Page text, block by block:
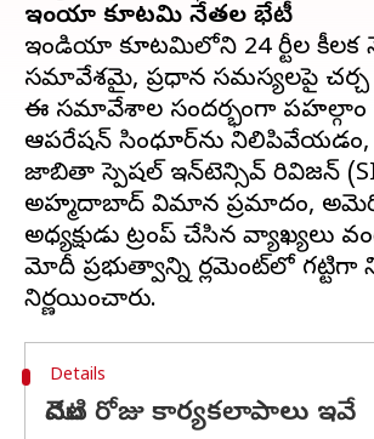
ఇండియా కూటమి నేతల భేటీ
ఇండియా కూటమిలోని 24 పార్టీల కీలక
సమావేశమై, ప్రధాన సమస్యలపై చర్చ
ఈ సమావేశాల సందర్భంగా పహల్గాం
ఆపరేషన్ సింధూర్‌ను
జాబితా స్పెషల్ ఇన్‌టెన్సివ్ రివిజన్
అహ్మదాబాద్ విమాన ప్రమాదం,
అధ్యక్షుడు ట్రంప్ చేసిన వ్యాఖ్యలు
మోదీ ప్రభుత్వాన్ని పార్లమెంట్‌లో
Details
మొదటి రోజు కార్యకలాపాలు ఇవే